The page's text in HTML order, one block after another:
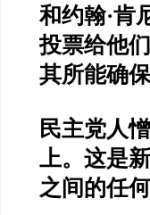
和约翰·肯
投票给他
其所能确
民主党人
上。这是
之间的任何